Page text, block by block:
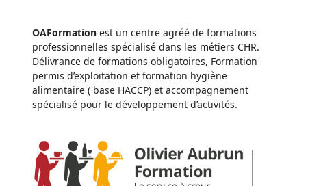
OAFormation est un centre agréé de formations
professionnelles spécialisé dans les métiers CHR.
Délivrance de formations obligatoires, Formation
permis d’exploitation et formation hygiène
alimentaire ( base HACCP) et accompagnement
spécialisé pour le développement d’activités.